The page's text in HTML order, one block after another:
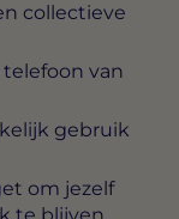
collectieve
van
gebruik
om jezelf